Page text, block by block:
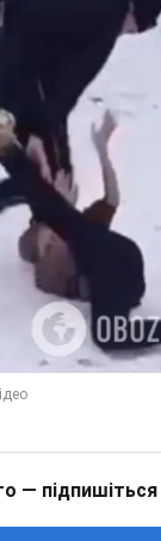
— підпишіться